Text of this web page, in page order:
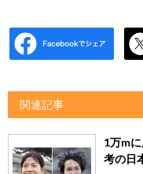
関連記事
1万m
考の日